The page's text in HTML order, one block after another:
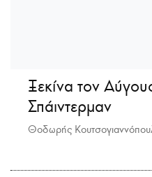
Ξεκίνα τον
Σπάιντερμαν
Θοδωρής